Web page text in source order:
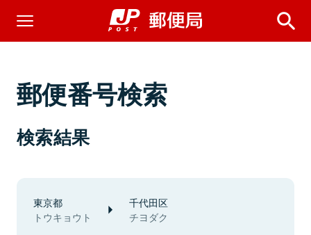
郵便番号検索
検索結果
東京都
トウキョウト
千代田区
チヨダク